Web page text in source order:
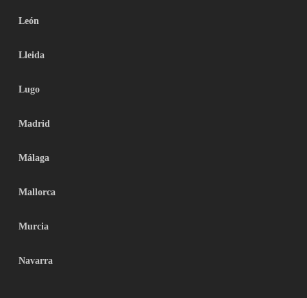
León
Lleida
Lugo
Madrid
Málaga
Mallorca
Murcia
Navarra